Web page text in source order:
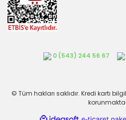
0 (543) 244 56 67
© Tüm hakları saklıdır. Kredi kartı